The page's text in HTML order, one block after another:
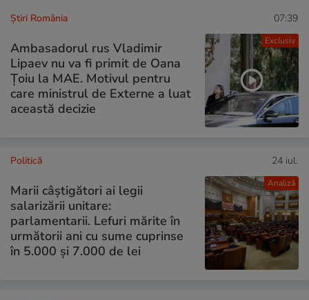
Exclusiv
Știri România 07:39
Ambasadorul rus Vladimir
Lipaev nu va fi primit de Oana
Țoiu la MAE. Motivul pentru
care ministrul de Externe a luat
această decizie
Analiză
Politică 24 iul.
Marii câștigători ai legii
salarizării unitare:
parlamentarii. Lefuri mărite în
următorii ani cu sume cuprinse
în 5.000 și 7.000 de lei